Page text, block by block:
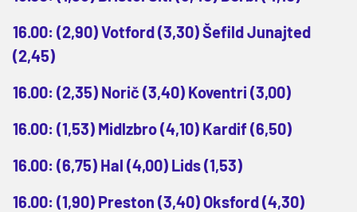
16.00: (2,90) Votford (3,30) Šefild Junajted
(2,45)
16.00: (2,35) Norič (3,40) Koventri (3,00)
16.00: (1,53) Midlzbro (4,10) Kardif (6,50)
16.00: (6,75) Hal (4,00) Lids (1,53)
16.00: (1,90) Preston (3,40) Oksford (4,30)